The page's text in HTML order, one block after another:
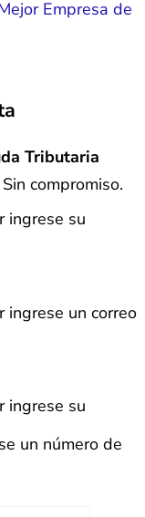
Empresa de
Tributaria
compromiso.
ingrese su
ingrese un correo
ingrese su
un número de